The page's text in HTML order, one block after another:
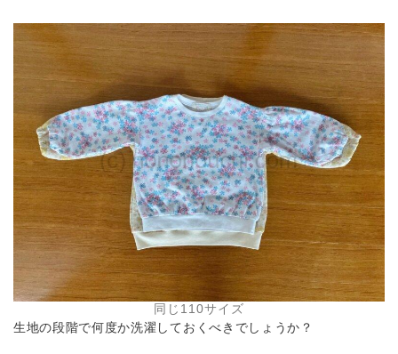
同じ110サイズ
生地の段階で何度か洗濯しておくべきでしょうか？